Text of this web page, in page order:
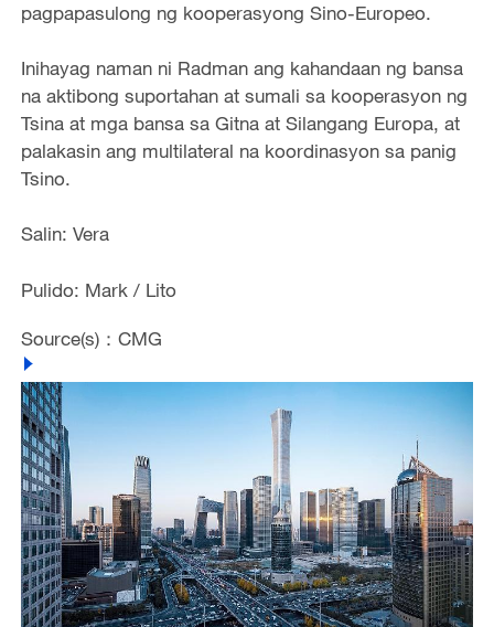
pagpapasulong ng kooperasyong Sino-Europeo.
Inihayag naman ni Radman ang kahandaan ng bansa
na aktibong suportahan at sumali sa kooperasyon ng
Tsina at mga bansa sa Gitna at Silangang Europa, at
palakasin ang multilateral na koordinasyon sa panig
Tsino.
Salin: Vera
Pulido: Mark / Lito
Source(s)：CMG